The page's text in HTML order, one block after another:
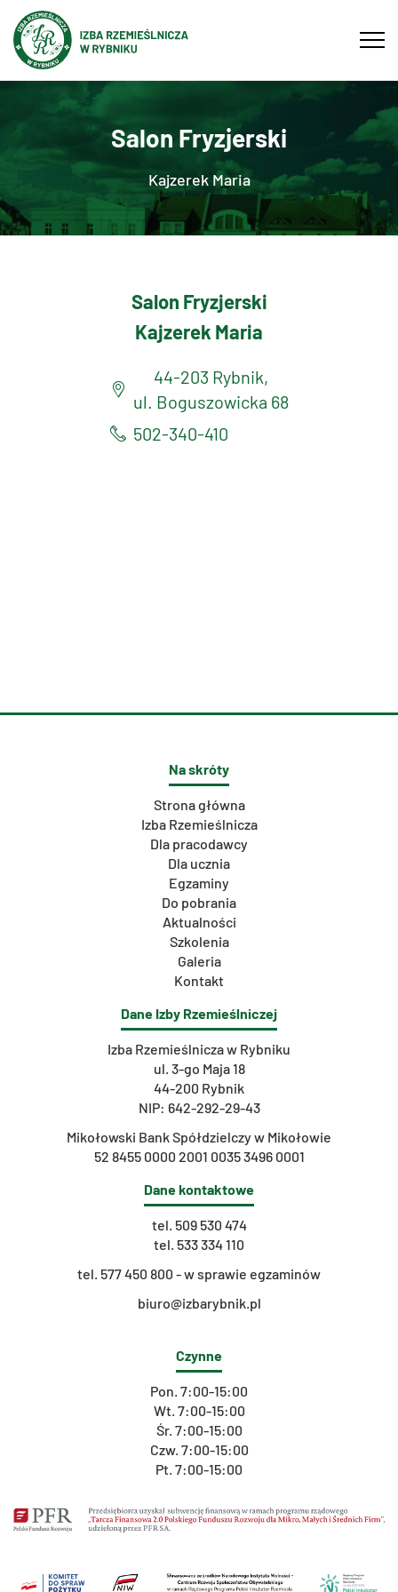
Salon Fryzjerski
Kajzerek Maria
Salon Fryzjerski
Kajzerek Maria
44-203 Rybnik,
ul. Boguszowicka 68
502-340-410
Na skróty
Strona główna
Izba Rzemieślnicza
Dla pracodawcy
Dla ucznia
Egzaminy
Do pobrania
Aktualności
Szkolenia
Galeria
Kontakt
Dane Izby Rzemieślniczej
Izba Rzemieślnicza w Rybniku
ul. 3-go Maja 18
44-200 Rybnik
NIP: 642-292-29-43
Mikołowski Bank Spółdzielczy w Mikołowie
52 8455 0000 2001 0035 3496 0001
Dane kontaktowe
tel. 509 530 474
tel. 533 334 110
tel. 577 450 800 - w sprawie egzaminów
biuro@izbarybnik.pl
Czynne
Pon. 7:00-15:00
Wt. 7:00-15:00
Śr. 7:00-15:00
Czw. 7:00-15:00
Pt. 7:00-15:00